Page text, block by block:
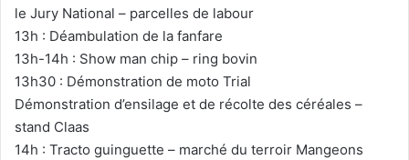
le Jury National – parcelles de labour
13h : Déambulation de la fanfare
13h-14h : Show man chip – ring bovin
13h30 : Démonstration de moto Trial
Démonstration d’ensilage et de récolte des céréales –
stand Claas
14h : Tracto guinguette – marché du terroir Mangeons